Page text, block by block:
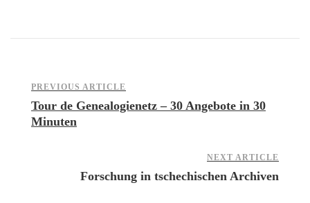
Post
Navigation
PREVIOUS ARTICLE
Tour de Genealogienetz – 30 Angebote in 30
Minuten
NEXT ARTICLE
Forschung in tschechischen Archiven